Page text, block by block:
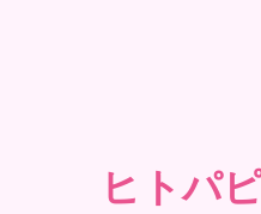
ヒトパ